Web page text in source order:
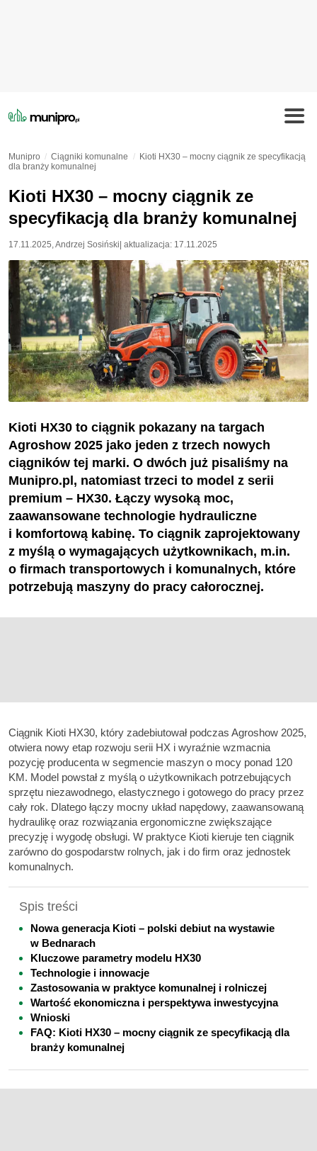
Munipro Ciągniki komunalne
Kioti HX30 – mocny ciągnik ze specyfikacją
dla branży komunalnej
Kioti HX30 – mocny ciągnik ze
specyfikacją dla branży komunalnej
17.11.2025,Andrzej Sosiński | aktualizacja: 17.11.2025
Kioti HX30 to ciągnik pokazany na targach
Agroshow 2025 jako jeden z trzech nowych
ciągników tej marki. O dwóch już pisaliśmy na
Munipro.pl, natomiast trzeci to model z serii
premium – HX30. Łączy wysoką moc,
zaawansowane technologie hydrauliczne
i komfortową kabinę. To ciągnik zaprojektowany
z myślą o wymagających użytkownikach, m.in.
o firmach transportowych i komunalnych, które
potrzebują maszyny do pracy całorocznej.
Ciągnik Kioti HX30, który zadebiutował podczas Agroshow 2025,
otwiera nowy etap rozwoju serii HX i wyraźnie wzmacnia
pozycję producenta w segmencie maszyn o mocy ponad 120
KM. Model powstał z myślą o użytkownikach potrzebujących
sprzętu niezawodnego, elastycznego i gotowego do pracy przez
cały rok. Dlatego łączy mocny układ napędowy, zaawansowaną
hydraulikę oraz rozwiązania ergonomiczne zwiększające
precyzję i wygodę obsługi. W praktyce Kioti kieruje ten ciągnik
zarówno do gospodarstw rolnych, jak i do firm oraz jednostek
komunalnych.
Spis treści
Nowa generacja Kioti – polski debiut na wystawie
w Bednarach
Kluczowe parametry modelu HX30
Technologie i innowacje
Zastosowania w praktyce komunalnej i rolniczej
Wartość ekonomiczna i perspektywa inwestycyjna
Wnioski
FAQ: Kioti HX30 – mocny ciągnik ze specyfikacją dla
branży komunalnej